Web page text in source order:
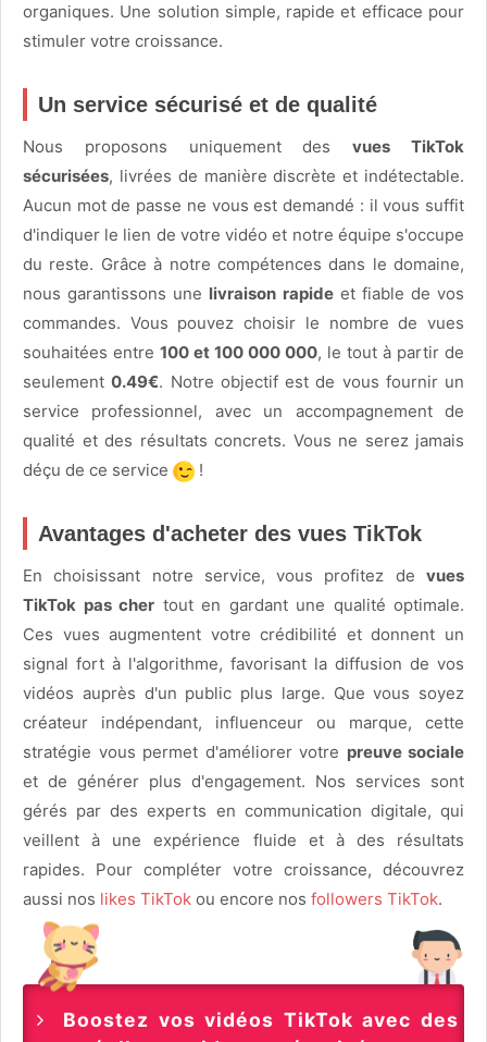
organiques. Une solution simple, rapide et efficace pour
stimuler votre croissance.
Un service sécurisé et de qualité
Nous proposons uniquement desvues TikTok
sécurisées, livrées de manière discrète et indétectable.
Aucun mot de passe ne vous est demandé : il vous suffit
d'indiquer le lien de votre vidéo et notre équipe s'occupe
du reste. Grâce à notre compétences dans le domaine,
nous garantissons une livraison rapideet fiable de vos
commandes. Vous pouvez choisir le nombre de vues
souhaitées entre 100 et 100 000 000, le tout à partir de
seulement0.49€. Notre objectif est de vous fournir un
service professionnel, avec un accompagnement de
qualité et des résultats concrets. Vous ne serez jamais
déçu de ce service
!
Avantages d'acheter des vues TikTok
En choisissant notre service, vous profitez de vues
TikTok pas cher tout en gardant une qualité optimale.
Ces vues augmentent votre crédibilité et donnent un
signal fort à l'algorithme, favorisant la diffusion de vos
vidéos auprès d'un public plus large. Que vous soyez
créateur indépendant, influenceur ou marque, cette
stratégie vous permet d'améliorer votre preuve sociale
et de générer plus d'engagement. Nos services sont
gérés par des experts en communication digitale, qui
veillent à une expérience fluide et à des résultats
rapides. Pour compléter votre croissance, découvrez
aussi nos likes TikTok ou encore nos followers TikTok.
Boostez vos vidéos TikTok avec des